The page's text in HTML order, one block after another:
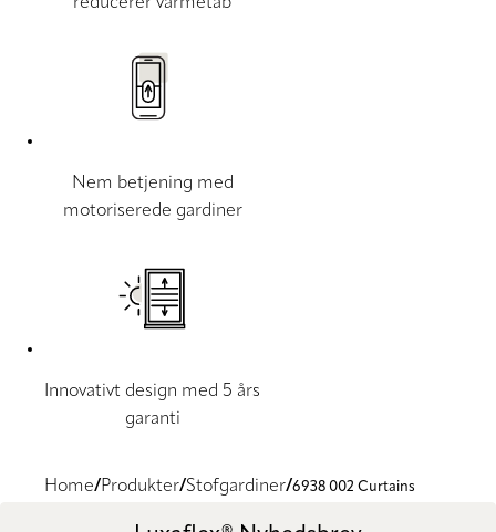
Nem betjening med
motoriserede gardiner
Innovativt design med 5 års
garanti
Home Produkter Stofgardiner 6938 002 Curtains